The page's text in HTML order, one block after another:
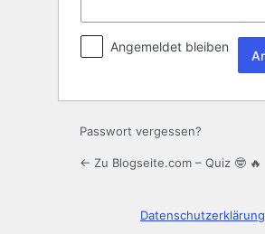
Angemeldet bleiben
Passwort vergessen?
← Zu Blogseite.com – Quiz 🤓 🔥
Datenschutzerklärung